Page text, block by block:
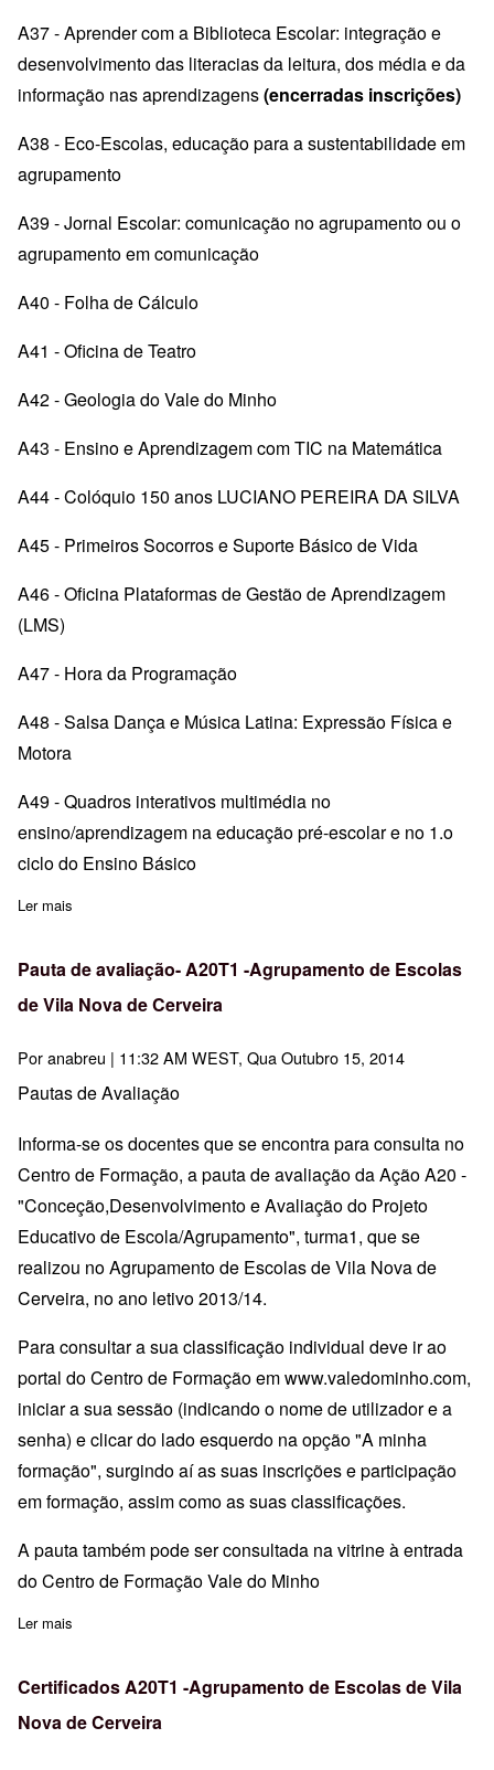
A37 - Aprender com a Biblioteca Escolar: integração e
desenvolvimento das literacias da leitura, dos média e da
informação nas aprendizagens(encerradas inscrições)
A38 - Eco-Escolas, educação para a sustentabilidade em
agrupamento
A39 - Jornal Escolar: comunicação no agrupamento ou o
agrupamento em comunicação
A40 - Folha de Cálculo
A41 - Oficina de Teatro
A42 - Geologia do Vale do Minho
A43 - Ensino e Aprendizagem com TIC na Matemática
A44 - Colóquio 150 anos LUCIANO PEREIRA DA SILVA
A45 - Primeiros Socorros e Suporte Básico de Vida
A46 - Oficina Plataformas de Gestão de Aprendizagem
(LMS)
A47 - Hora da Programação
A48 - Salsa Dança e Música Latina: Expressão Física e
Motora
A49 - Quadros interativos multimédia no
ensino/aprendizagem na educação pré-escolar e no 1.o
ciclo do Ensino Básico
Ler mais
Pauta de avaliação- A20T1 -Agrupamento de Escolas
de Vila Nova de Cerveira
Poranabreu | 11:32 AM WEST, Qua Outubro 15, 2014
Pautas de Avaliação
Informa-se os docentes que se encontra para consulta no
Centro de Formação, a pauta de avaliação da Ação A20 -
"Conceção,Desenvolvimento e Avaliação do Projeto
Educativo de Escola/Agrupamento", turma1, que se
realizou no Agrupamento de Escolas de Vila Nova de
Cerveira, no ano letivo 2013/14.
Para consultar a sua classificação individual deve ir ao
portal do Centro de Formação emwww.valedominho.com,
iniciar a sua sessão (indicando o nome de utilizador e a
senha) e clicar do lado esquerdo na opção "A minha
formação", surgindo aí as suas inscrições e participação
em formação, assim como as suas classificações.
A pauta também pode ser consultada na vitrine à entrada
do Centro de Formação Vale do Minho
Ler mais
Certificados A20T1 -Agrupamento de Escolas de Vila
Nova de Cerveira